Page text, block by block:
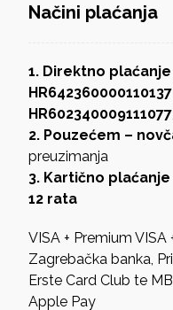
Načini plaćanja
1. Direktno plaćanje
2. Pouzećem –
preuzimanja
3. Kartično
12 rata
VISA + Premium
Zagrebačka banka,
Erste Card Club te
Apple Pay